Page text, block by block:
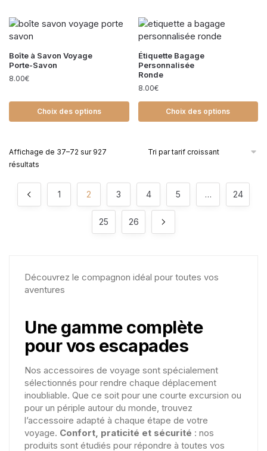
Boîte à Savon Voyage
Porte-Savon
8.00€
Choix des options
Étiquette Bagage
Personnalisée
Ronde
8.00€
Choix des options
Affichage de 37–72 sur 927
résultats
1 2 3 4 5 … 24
25 26
Découvrez le compagnon idéal pour toutes vos
aventures
Une gamme complète
pour vos escapades
Nos accessoires de voyage sont spécialement
sélectionnés pour rendre chaque déplacement
inoubliable. Que ce soit pour une courte excursion ou
pour un périple autour du monde, trouvez
l’accessoire adapté à chaque étape de votre
voyage. Confort, praticité et sécurité : nos
produits sont étudiés pour répondre à toutes vos